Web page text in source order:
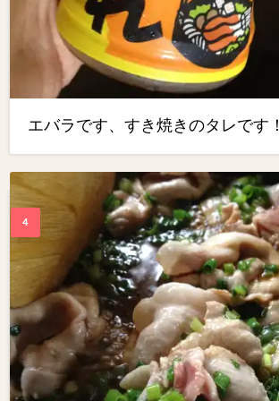
エバラです、すき焼きのタレです！